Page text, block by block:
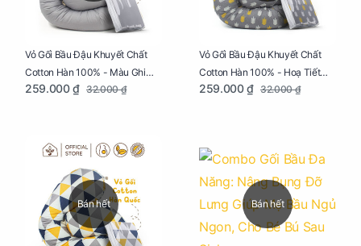
Vỏ Gối Bầu Đậu Khuyết Chất
Cotton Hàn 100% - Màu Ghi
Xám
259.000 ₫ 32.000 ₫
Vỏ Gối Bầu Đậu Khuyết Chất
Cotton Hàn 100% - Hoạ Tiết
Xương Cá
259.000 ₫ 32.000 ₫
Bán hết Bán hết